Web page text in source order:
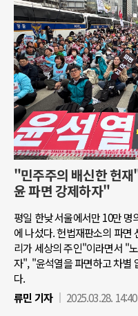
"민주주의 배신한 헌
윤 파면 강제하자"
평일 한낮 서울에서만 10만 명
에 나섰다. 헌법재판소의 파면
리가 세상의 주인"이라면서 "
자", "윤석열을 파면하고 차별
다.
류민 기자
2025.03.28. 14:40